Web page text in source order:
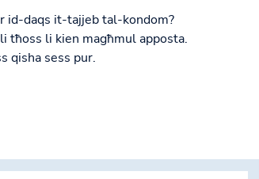
id-daqs it-tajjeb tal-kondom?
tħoss li kien magħmul apposta.
qisha sess pur.